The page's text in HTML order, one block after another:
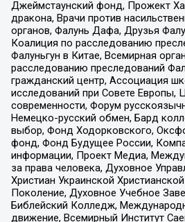
Джеймстаунский фонд, Прожект
дракона, Врачи против
органов, Фалунь Дафа, Друзья
Коалиция по расследованию
Фалуньгун в Китае, Всемирная
расследованию преследований
гражданский центр, Ассоциация
исследований при Совете Европы,
современности, Форум
Немецко-русский обмен, Бард
выбор, Фонд Ходорковского,
фонд, Фонд Будущее России,
информации, Проект Медиа,
за права человека, Духовное
Христиан Украинской
Поколение, Духовное Учебное
Библейский Колледж,
движение, Всемирный Институт